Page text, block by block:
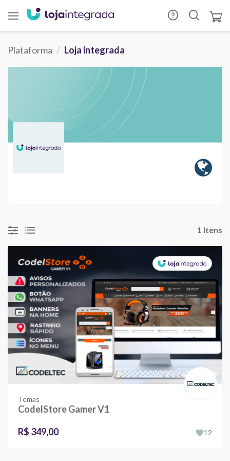
Plataforma Loja integrada
1 Itens
Temas
CodelStore Gamer V1
R$ 349,00
12